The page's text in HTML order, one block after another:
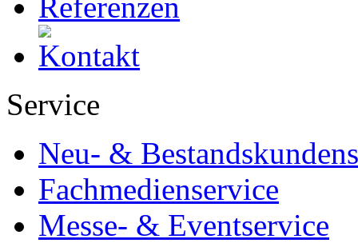
Service
Neu- &
Fachmedienservice
Messe- & Eventservice